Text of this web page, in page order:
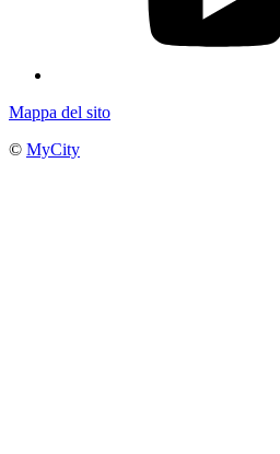
Mappa del sito
© MyCity